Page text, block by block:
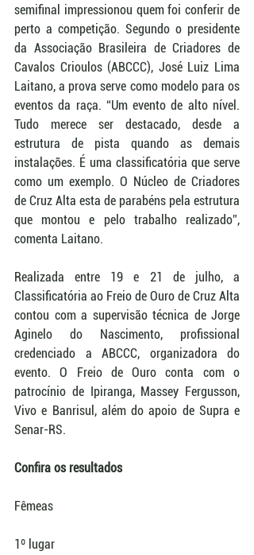
semifinal impressionou quem foi conferir de
perto a competição. Segundo o presidente
da Associação Brasileira de Criadores de
Cavalos Crioulos (ABCCC), José Luiz Lima
Laitano, a prova serve como modelo para os
eventos da raça. “Um evento de alto nível.
Tudo merece ser destacado, desde a
estrutura de pista quando as demais
instalações. É uma classificatória que serve
como um exemplo. O Núcleo de Criadores
de Cruz Alta esta de parabéns pela estrutura
que montou e pelo trabalho realizado”,
comenta Laitano.
Realizada entre 19 e 21 de julho, a
Classificatória ao Freio de Ouro de Cruz Alta
contou com a supervisão técnica de Jorge
Aginelo do Nascimento, profissional
credenciado a ABCCC, organizadora do
evento. O Freio de Ouro conta com o
patrocínio de Ipiranga, Massey Fergusson,
Vivo e Banrisul, além do apoio de Supra e
Senar-RS.
Confira os resultados
Fêmeas
1º lugar